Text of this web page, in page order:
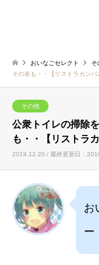
おいなごセレクト そ
その名も・・【リストラカンパ
その他
公衆トイレの掃除
も・・【リストラ
2019.12.20 / 最終更新日：
お
ー